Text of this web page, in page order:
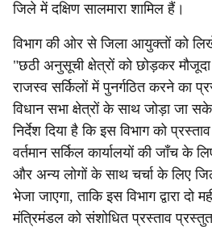
जिले में दक्षिण सालमारा शामिल हैं।
विभाग की ओर से जिला आयुक्तों को
"छठी अनुसूची क्षेत्रों को छोड़कर
राजस्व सर्किलों में पुनर्गठित करने का
विधान सभा क्षेत्रों के साथ जोड़ा जा
निर्देश दिया है कि इस विभाग को
वर्तमान सर्किल कार्यालयों की जाँच के
और अन्य लोगों के साथ चर्चा के लिए
भेजा जाएगा, ताकि इस विभाग द्वारा
मंत्रिमंडल को संशोधित प्रस्ताव